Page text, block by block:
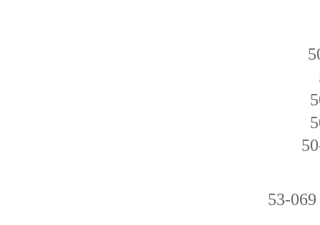
53-